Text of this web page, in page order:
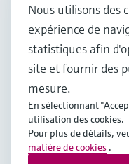
Support
Société
FRA•Français
Nous utilisons des
expérience de
statistiques afin
site et fournir des
mesure.
En sélectionnant
utilisation des cookies.
Pour plus de détails,
matière de cookies .